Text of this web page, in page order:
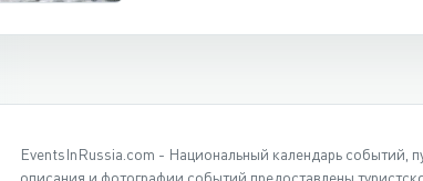
EventsInRussia.com - Национальный календарь событий,
описания и фотографии событий предоставлены